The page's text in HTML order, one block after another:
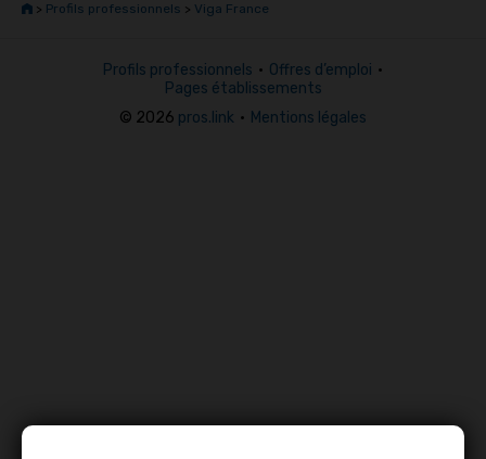
> Profils professionnels > Viga France
Profils professionnels • Offres d’emploi •
Pages établissements
© 2026 pros.link • Mentions légales